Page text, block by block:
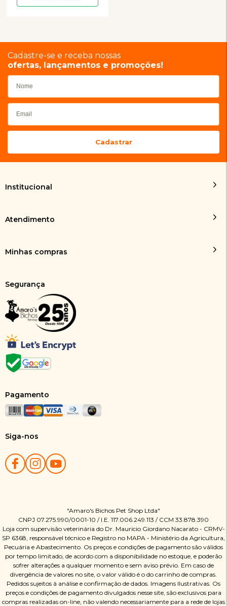
Cadastre-se e receba nossas
ofertas, lançamentos e promoções!
Institucional
Atendimento
Minhas compras
Segurança
Pagamento
Siga-nos
"Amaro's Bichos Pet Shop Ltda"
CNPJ 07.275.990/0001-10 / I.E. 117.006.249.113 / CCM 33.878.390
Loja com supervisão veterinária do Dr. Mauricio Giordano Nacarato - CRMV-
SP 6368, responsável técnico e Registro no MAPA - Ministério da Agricultura,
Pecuária e Abastecimento. Os preços e condições de pagamento são válidos
por tempo limitado, de acordo com a disponibilidade no estoque, e poderão
sofrer alterações a qualquer momento e sem aviso prévio. Em caso de
divergência de valores no site, o valor válido é o do carrinho de compras.
Pedidos sujeitos à análise e confirmação de dados. Imagens Ilustrativas. Os
preços e condições de pagamento divulgados nesse site, são exclusivos para
compras realizadas on-line, não valendo necessariamente para a rede de lojas